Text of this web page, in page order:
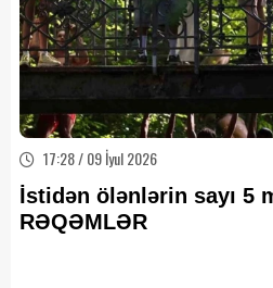
17:28 / 09 İyul 2026
İstidən ölənlərin sayı 5
RƏQƏMLƏR